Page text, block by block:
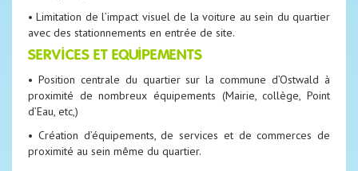
• Limitation de l’impact visuel de la voiture au sein du quartier
avec des stationnements en entrée de site.
SERVICES ET EQUIPEMENTS
• Position centrale du quartier sur la commune d’Ostwald à
proximité de nombreux équipements (Mairie, collège, Point
d’Eau, etc,)
• Création d’équipements, de services et de commerces de
proximité au sein même du quartier.